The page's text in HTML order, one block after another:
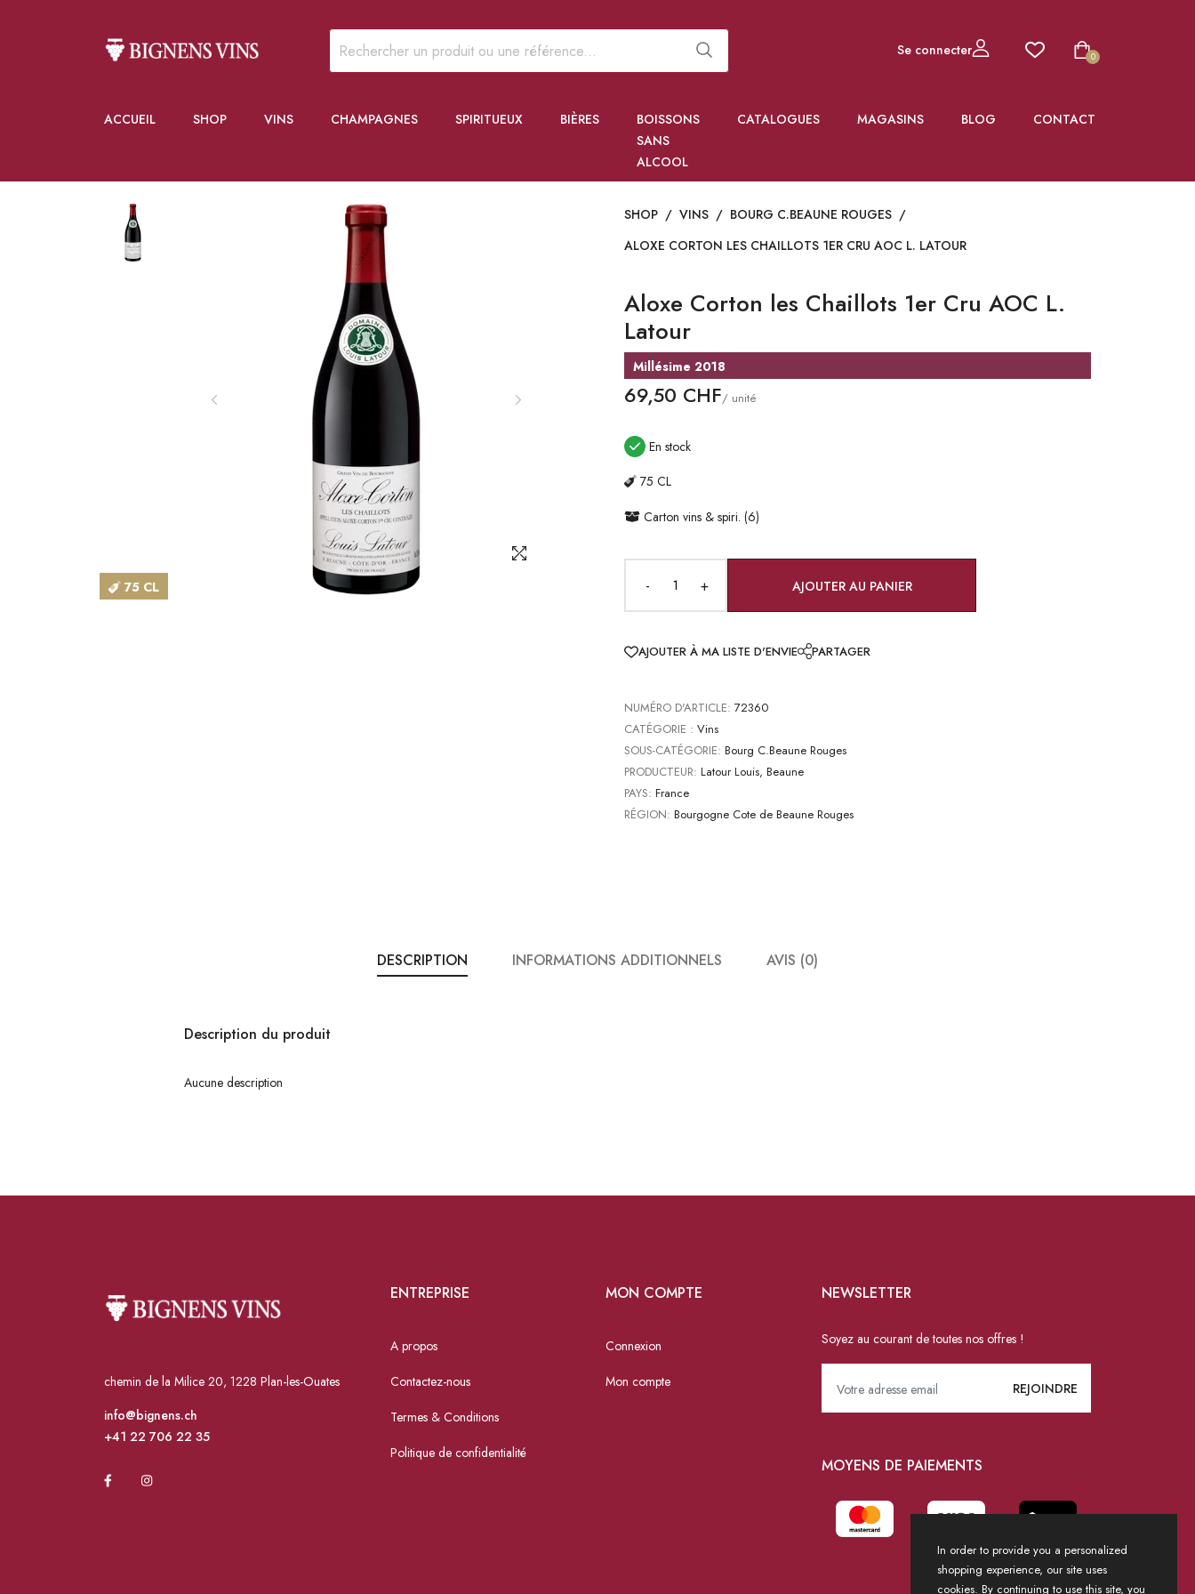
Se connecter 0
ACCUEIL SHOP VINS CHAMPAGNES SPIRITUEUX BIÈRES
BOISSONS
SANS
ALCOOL
CATALOGUES MAGASINS BLOG CONTACT
75 CL
SHOP / VINS / BOURG C.BEAUNE ROUGES /
ALOXE CORTON LES CHAILLOTS 1ER CRU AOC L. LATOUR
Aloxe Corton les Chaillots 1er Cru AOC L.
Latour
Millésime 2018
69,50 CHF/ unité
En stock
75 CL
Carton vins & spiri. (6)
- + AJOUTER AU PANIER
AJOUTER À MA LISTE D'ENVIE PARTAGER
NUMÉRO D'ARTICLE: 72360
CATÉGORIE : Vins
SOUS-CATÉGORIE: Bourg C.Beaune Rouges
PRODUCTEUR: Latour Louis, Beaune
PAYS: France
RÉGION: Bourgogne Cote de Beaune Rouges
DESCRIPTION INFORMATIONS ADDITIONNELS AVIS (0)
Description du produit
Aucune description
chemin de la Milice 20, 1228 Plan-les-Ouates
info@bignens.ch
+41 22 706 22 35
ENTREPRISE
A propos
Contactez-nous
Termes & Conditions
Politique de confidentialité
MON COMPTE
Connexion
Mon compte
NEWSLETTER
Soyez au courant de toutes nos offres !
MOYENS DE PAIEMENTS
In order to provide you a personalized
shopping experience, our site uses
cookies. By continuing to use this site, you